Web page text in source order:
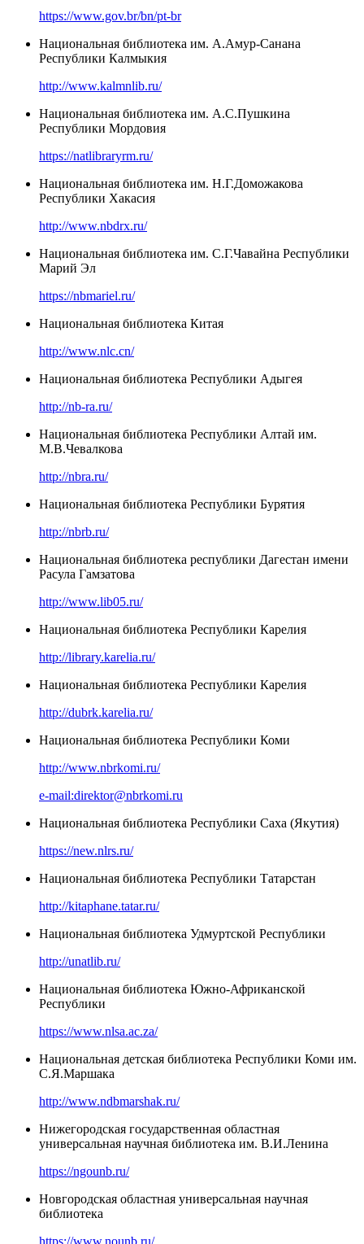
https://www.gov.br/bn/pt-br
Национальная библиотека им. А.Амур-Санана
Республики Калмыкия
http://www.kalmnlib.ru/
Национальная библиотека им. А.С.Пушкина
Республики Мордовия
https://natlibraryrm.ru/
Национальная библиотека им. Н.Г.Доможакова
Республики Хакасия
http://www.nbdrx.ru/
Национальная библиотека им. С.Г.Чавайна Республики
Марий Эл
https://nbmariel.ru/
Национальная библиотека Китая
http://www.nlc.cn/
Национальная библиотека Республики Адыгея
http://nb-ra.ru/
Национальная библиотека Республики Алтай им.
М.В.Чевалкова
http://nbra.ru/
Национальная библиотека Республики Бурятия
http://nbrb.ru/
Национальная библиотека республики Дагестан имени
Расула Гамзатова
http://www.lib05.ru/
Национальная библиотека Республики Карелия
http://library.karelia.ru/
Национальная библиотека Республики Карелия
http://dubrk.karelia.ru/
Национальная библиотека Республики Коми
http://www.nbrkomi.ru/
e-mail:direktor@nbrkomi.ru
Национальная библиотека Республики Саха (Якутия)
https://new.nlrs.ru/
Национальная библиотека Республики Татарстан
http://kitaphane.tatar.ru/
Национальная библиотека Удмуртской Республики
http://unatlib.ru/
Национальная библиотека Южно-Африканской
Республики
https://www.nlsa.ac.za/
Национальная детская библиотека Республики Коми им.
С.Я.Маршака
http://www.ndbmarshak.ru/
Нижегородская государственная областная
универсальная научная библиотека им. В.И.Ленина
https://ngounb.ru/
Новгородская областная универсальная научная
библиотека
https://www.nounb.ru/